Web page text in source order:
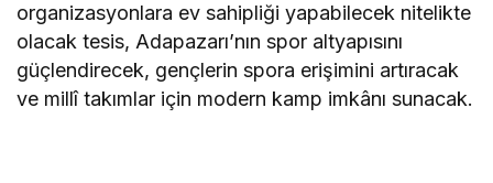
organizasyonlara ev sahipliği yapabilecek nitelikte
olacak tesis, Adapazarı’nın spor altyapısını
güçlendirecek, gençlerin spora erişimini artıracak
ve millî takımlar için modern kamp imkânı sunacak.